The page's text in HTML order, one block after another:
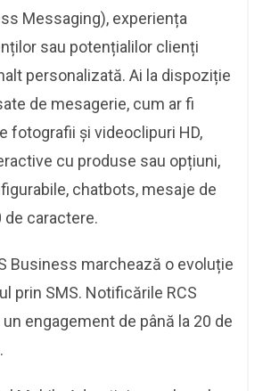
Messaging), experiența
sau potențialilor clienți
personalizată. Ai la dispoziție
de mesagerie, cum ar fi
fotografii și videoclipuri HD,
cu produse sau opțiuni,
chatbots, mesaje de
de caractere.
Business marchează o evoluție
prin SMS. Notificările RCS
engagement de până la 20 de